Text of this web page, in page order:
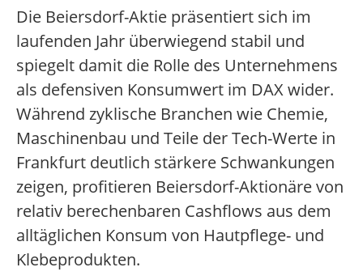
Die Beiersdorf-Aktie präsentiert sich im
laufenden Jahr überwiegend stabil und
spiegelt damit die Rolle des Unternehmens
als defensiven Konsumwert im DAX wider.
Während zyklische Branchen wie Chemie,
Maschinenbau und Teile der Tech-Werte in
Frankfurt deutlich stärkere Schwankungen
zeigen, profitieren Beiersdorf-Aktionäre von
relativ berechenbaren Cashflows aus dem
alltäglichen Konsum von Hautpflege- und
Klebeprodukten.